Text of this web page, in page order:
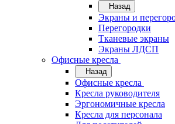
Назад
Экраны и
Перегородки
Тканевые экраны
Экраны ЛДСП
Офисные кресла
Назад
Офисные кресла
Кресла руководителя
Эргономичные кресла
Кресла для персонала